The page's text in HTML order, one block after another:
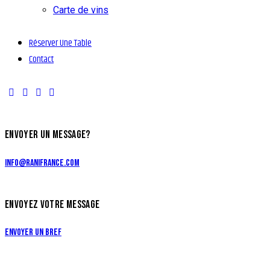
Carte de vins
Réserver Une Table
Contact
ENVOYER UN MESSAGE?
info@ranifrance.com
ENVOYEZ VOTRE MESSAGE
Envoyer un bref